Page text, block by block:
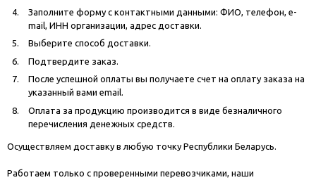
Заполните форму с контактными данными: ФИО, телефон, e-
mail, ИНН организации, адрес доставки.
Выберите способ доставки.
Подтвердите заказ.
После успешной оплаты вы получаете счет на оплату заказа на
указанный вами email.
Оплата за продукцию производится в виде безналичного
перечисления денежных средств.
Осуществляем доставку в любую точку Республики Беларусь.
Работаем только с проверенными перевозчиками, наши